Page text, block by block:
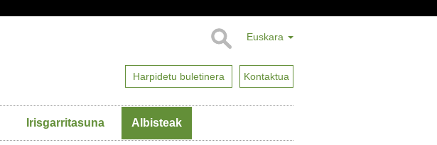
Euskara
Harpidetu buletinera Kontaktua
Irisgarritasuna Albisteak